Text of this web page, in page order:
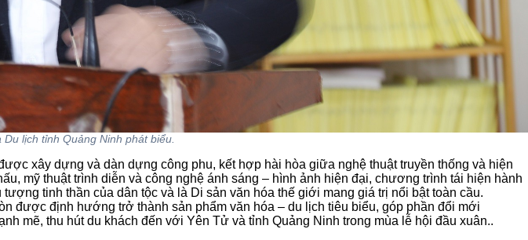
lịch tỉnh Quảng Ninh phát biểu.
xây dựng và dàn dựng công phu, kết hợp hài hòa giữa nghệ thuật truyền thống và hiện
mỹ thuật trình diễn và công nghệ ánh sáng – hình ảnh hiện đại, chương trình tái hiện hành
tinh thần của dân tộc và là Di sản văn hóa thế giới mang giá trị nổi bật toàn cầu.
được định hướng trở thành sản phẩm văn hóa – du lịch tiêu biểu, góp phần đổi mới
mẽ, thu hút du khách đến với Yên Tử và tỉnh Quảng Ninh trong mùa lễ hội đầu xuân..